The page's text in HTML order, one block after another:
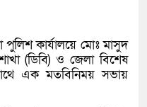
পুলিশ কার্যালয়ে মোঃ মাসুদ
(ডিবি) ও জেলা বিশেষ
এক মতবিনিময় সভায়